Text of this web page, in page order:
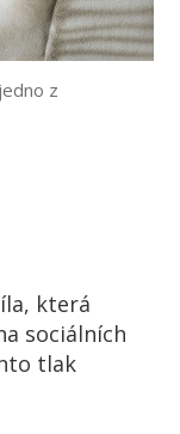
z
která
sociálních
tlak